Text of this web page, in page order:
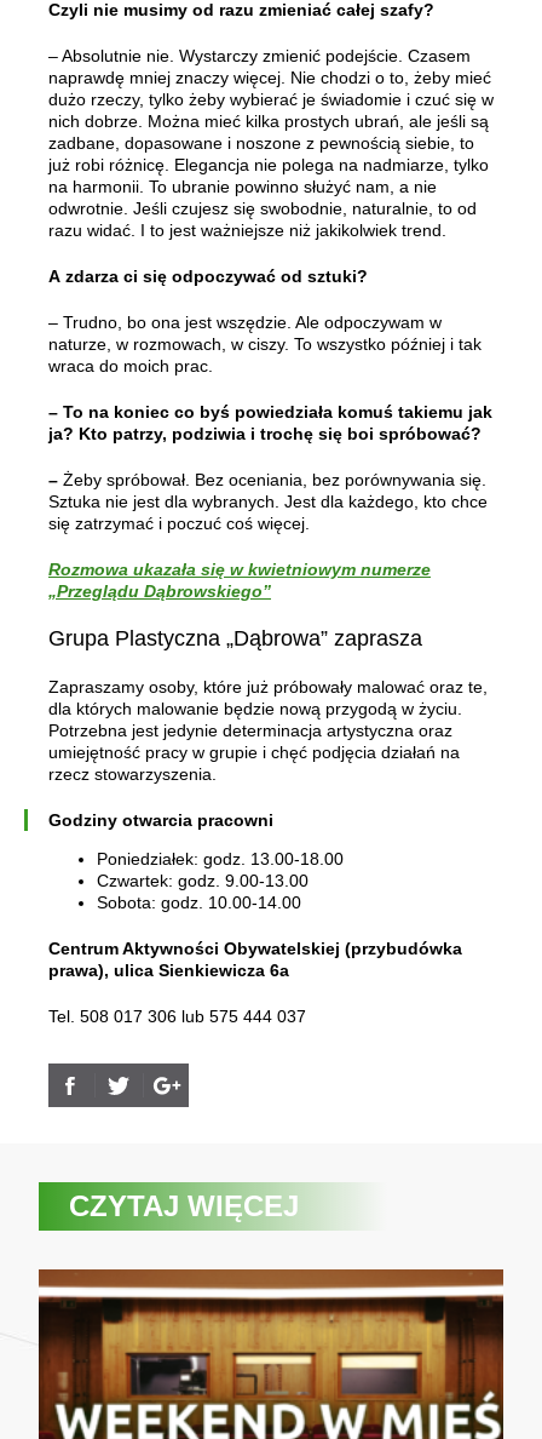
Czyli nie musimy od razu zmieniać całej szafy?
– Absolutnie nie. Wystarczy zmienić podejście. Czasem
naprawdę mniej znaczy więcej. Nie chodzi o to, żeby mieć
dużo rzeczy, tylko żeby wybierać je świadomie i czuć się w
nich dobrze. Można mieć kilka prostych ubrań, ale jeśli są
zadbane, dopasowane i noszone z pewnością siebie, to
już robi różnicę. Elegancja nie polega na nadmiarze, tylko
na harmonii. To ubranie powinno służyć nam, a nie
odwrotnie. Jeśli czujesz się swobodnie, naturalnie, to od
razu widać. I to jest ważniejsze niż jakikolwiek trend.
A zdarza ci się odpoczywać od sztuki?
– Trudno, bo ona jest wszędzie. Ale odpoczywam w
naturze, w rozmowach, w ciszy. To wszystko później i tak
wraca do moich prac.
– To na koniec co byś powiedziała komuś takiemu jak
ja? Kto patrzy, podziwia i trochę się boi spróbować?
– Żeby spróbował. Bez oceniania, bez porównywania się.
Sztuka nie jest dla wybranych. Jest dla każdego, kto chce
się zatrzymać i poczuć coś więcej.
Rozmowa ukazała się w kwietniowym numerze
„Przeglądu Dąbrowskiego”
Grupa Plastyczna „Dąbrowa” zaprasza
Zapraszamy osoby, które już próbowały malować oraz te,
dla których malowanie będzie nową przygodą w życiu.
Potrzebna jest jedynie determinacja artystyczna oraz
umiejętność pracy w grupie i chęć podjęcia działań na
rzecz stowarzyszenia.
Godziny otwarcia pracowni
Poniedziałek: godz. 13.00-18.00
Czwartek: godz. 9.00-13.00
Sobota: godz. 10.00-14.00
Centrum Aktywności Obywatelskiej (przybudówka
prawa), ulica Sienkiewicza 6a
Tel. 508 017 306 lub 575 444 037
CZYTAJ WIĘCEJ